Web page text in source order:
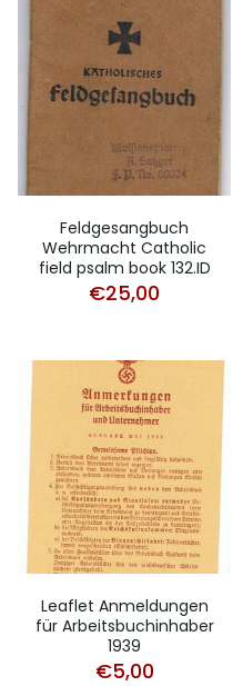
Feldgesangbuch
Wehrmacht Catholic
field psalm book 132.ID
€25,00
Leaflet Anmeldungen
für Arbeitsbuchinhaber
1939
€5,00